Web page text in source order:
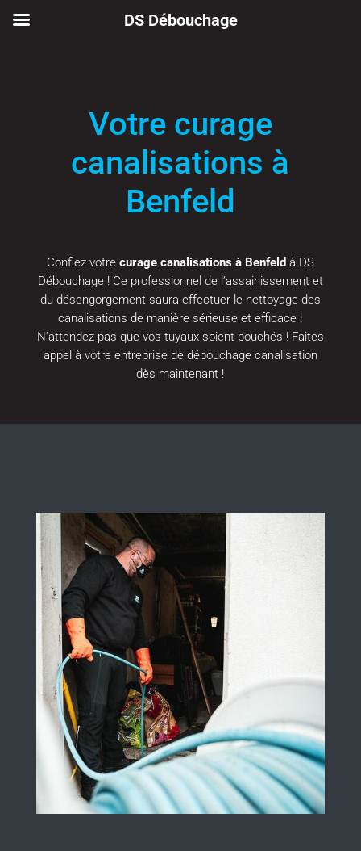
Votre curage
canalisations à
Benfeld
Confiez votre curage canalisations à Benfeld à DS
Débouchage ! Ce professionnel de l’assainissement et
du désengorgement saura effectuer le nettoyage des
canalisations de manière sérieuse et efficace !
N’attendez pas que vos tuyaux soient bouchés ! Faites
appel à votre entreprise de débouchage canalisation
dès maintenant !
DS Débouchage